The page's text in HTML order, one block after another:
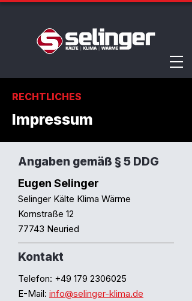
RECHTLICHES
Impressum
Angaben gemäß § 5 DDG
Eugen Selinger
Selinger Kälte Klima Wärme
Kornstraße 12
77743 Neuried
Kontakt
Telefon: +49 179 2306025
E-Mail: info@selinger-klima.de